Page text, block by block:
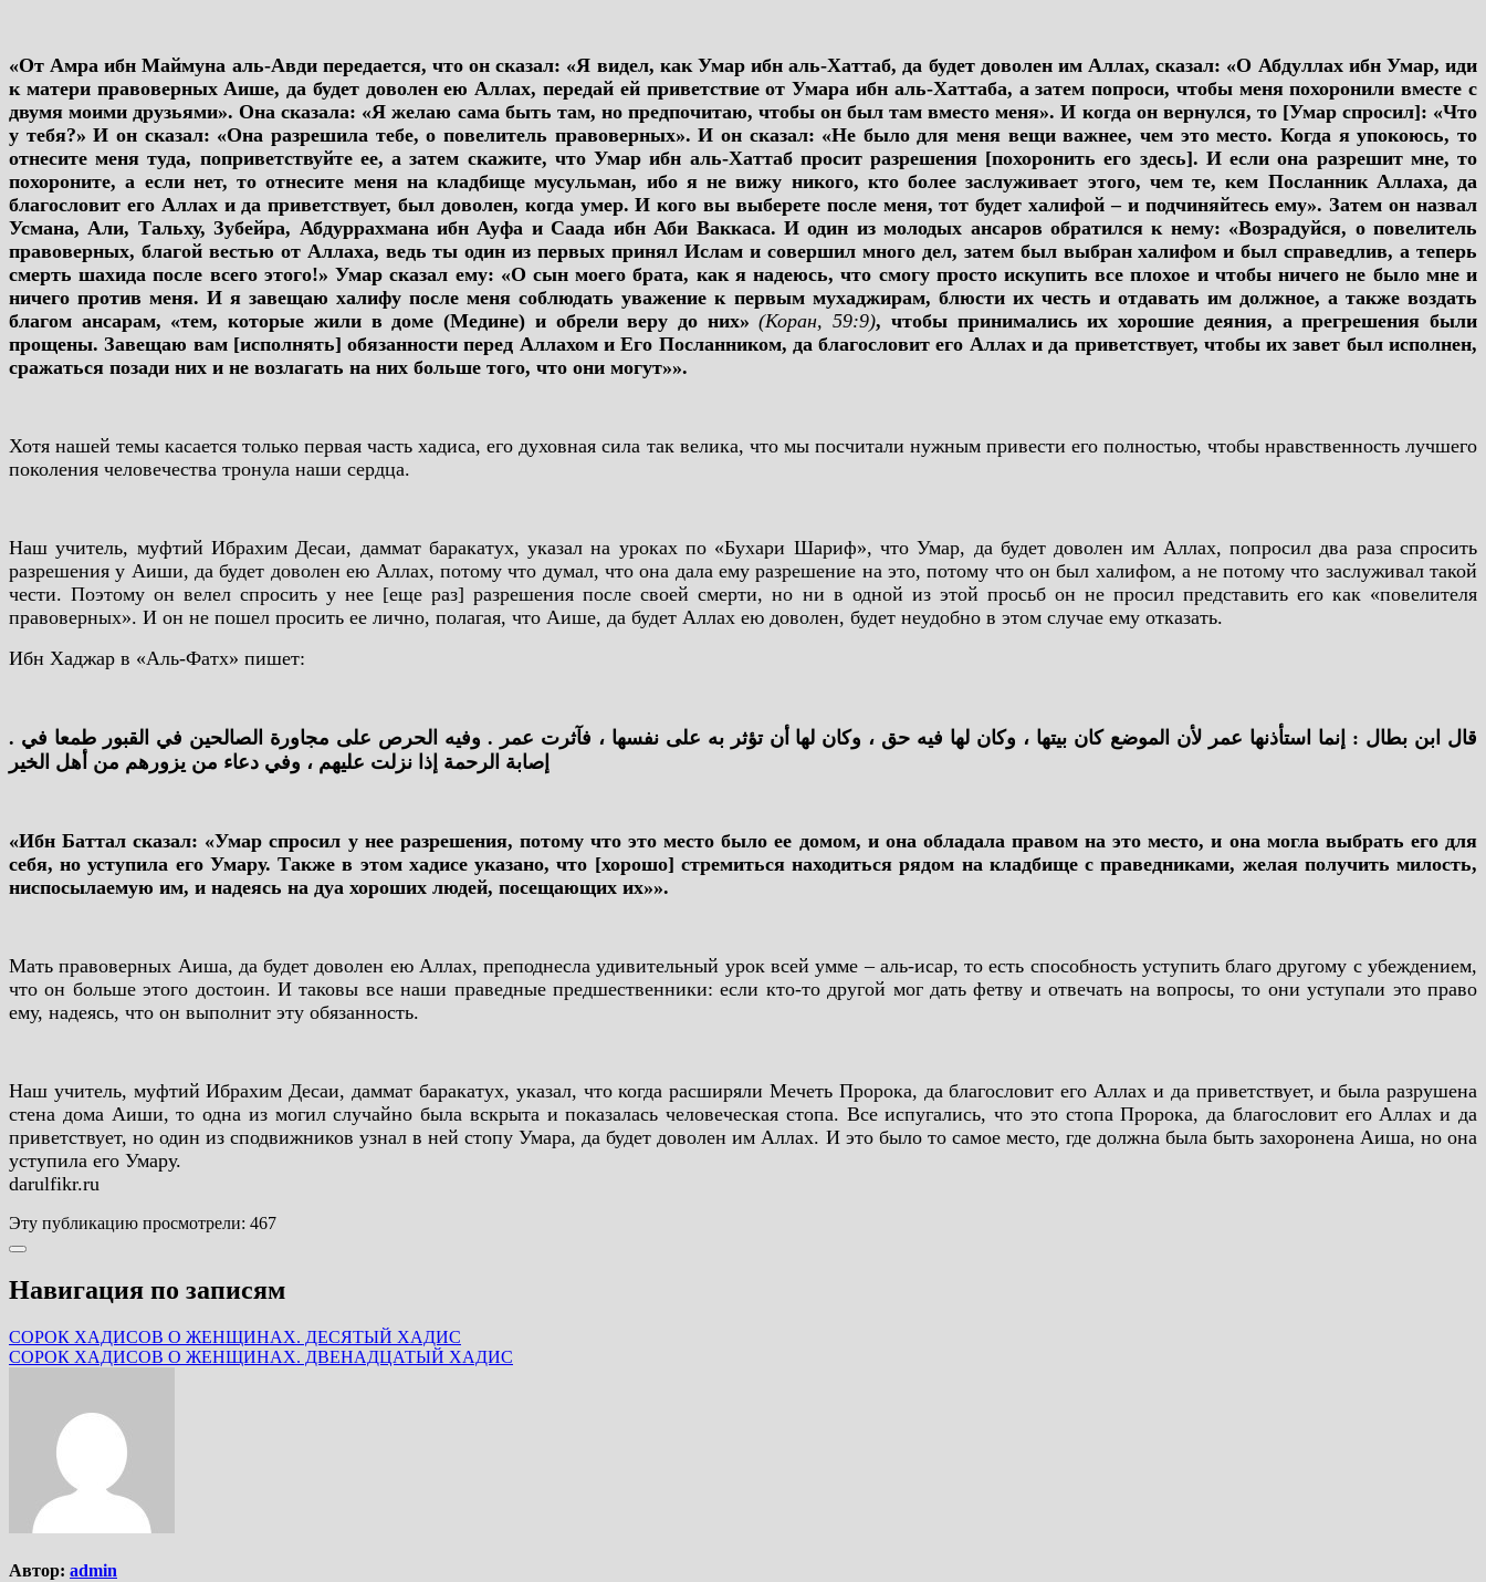
«От Амра ибн Маймуна аль-Авди передается, что он сказал: «Я видел, как Умар ибн аль-Хаттаб, да будет доволен им Аллах, сказал: «О Абдуллах ибн Умар, иди
к матери правоверных Аише, да будет доволен ею Аллах, передай ей приветствие от Умара ибн аль-Хаттаба, а затем попроси, чтобы меня похоронили вместе с
двумя моими друзьями». Она сказала: «Я желаю сама быть там, но предпочитаю, чтобы он был там вместо меня». И когда он вернулся, то [Умар спросил]: «Что
у тебя?» И он сказал: «Она разрешила тебе, о повелитель правоверных». И он сказал: «Не было для меня вещи важнее, чем это место. Когда я упокоюсь, то
отнесите меня туда, поприветствуйте ее, а затем скажите, что Умар ибн аль-Хаттаб просит разрешения [похоронить его здесь]. И если она разрешит мне, то
похороните, а если нет, то отнесите меня на кладбище мусульман, ибо я не вижу никого, кто более заслуживает этого, чем те, кем Посланник Аллаха, да
благословит его Аллах и да приветствует, был доволен, когда умер. И кого вы выберете после меня, тот будет халифой – и подчиняйтесь ему». Затем он назвал
Усмана, Али, Тальху, Зубейра, Абдуррахмана ибн Ауфа и Саада ибн Аби Ваккаса. И один из молодых ансаров обратился к нему: «Возрадуйся, о повелитель
правоверных, благой вестью от Аллаха, ведь ты один из первых принял Ислам и совершил много дел, затем был выбран халифом и был справедлив, а теперь
смерть шахида после всего этого!» Умар сказал ему: «О сын моего брата, как я надеюсь, что смогу просто искупить все плохое и чтобы ничего не было мне и
ничего против меня. И я завещаю халифу после меня соблюдать уважение к первым мухаджирам, блюсти их честь и отдавать им должное, а также воздать
благом ансарам, «тем, которые жили в доме (Медине) и обрели веру до них» (Коран, 59:9), чтобы принимались их хорошие деяния, а прегрешения были
прощены. Завещаю вам [исполнять] обязанности перед Аллахом и Его Посланником, да благословит его Аллах и да приветствует, чтобы их завет был исполнен,
сражаться позади них и не возлагать на них больше того, что они могут»».
Хотя нашей темы касается только первая часть хадиса, его духовная сила так велика, что мы посчитали нужным привести его полностью, чтобы нравственность лучшего
поколения человечества тронула наши сердца.
Наш учитель, муфтий Ибрахим Десаи, даммат баракатух, указал на уроках по «Бухари Шариф», что Умар, да будет доволен им Аллах, попросил два раза спросить
разрешения у Аиши, да будет доволен ею Аллах, потому что думал, что она дала ему разрешение на это, потому что он был халифом, а не потому что заслуживал такой
чести. Поэтому он велел спросить у нее [еще раз] разрешения после своей смерти, но ни в одной из этой просьб он не просил представить его как «повелителя
правоверных». И он не пошел просить ее лично, полагая, что Аише, да будет Аллах ею доволен, будет неудобно в этом случае ему отказать.
Ибн Хаджар в «Аль-Фатх» пишет:
. قال ابن بطال : إنما استأذنها عمر لأن الموضع كان بيتها ، وكان لها فيه حق ، وكان لها أن تؤثر به على نفسها ، فآثرت عمر . وفيه الحرص على مجاورة الصالحين في القبور طمعا في
إصابة الرحمة إذا نزلت عليهم ، وفي دعاء من يزورهم من أهل الخير
«Ибн Баттал сказал: «Умар спросил у нее разрешения, потому что это место было ее домом, и она обладала правом на это место, и она могла выбрать его для
себя, но уступила его Умару. Также в этом хадисе указано, что [хорошо] стремиться находиться рядом на кладбище с праведниками, желая получить милость,
ниспосылаемую им, и надеясь на дуа хороших людей, посещающих их»».
Мать правоверных Аиша, да будет доволен ею Аллах, преподнесла удивительный урок всей умме – аль-исар, то есть способность уступить благо другому с убеждением,
что он больше этого достоин. И таковы все наши праведные предшественники: если кто-то другой мог дать фетву и отвечать на вопросы, то они уступали это право
ему, надеясь, что он выполнит эту обязанность.
Наш учитель, муфтий Ибрахим Десаи, даммат баракатух, указал, что когда расширяли Мечеть Пророка, да благословит его Аллах и да приветствует, и была разрушена
стена дома Аиши, то одна из могил случайно была вскрыта и показалась человеческая стопа. Все испугались, что это стопа Пророка, да благословит его Аллах и да
приветствует, но один из сподвижников узнал в ней стопу Умара, да будет доволен им Аллах. И это было то самое место, где должна была быть захоронена Аиша, но она
уступила его Умару.
darulfikr.ru
Эту публикацию просмотрели: 467
Навигация по записям
СОРОК ХАДИСОВ О ЖЕНЩИНАХ. ДЕСЯТЫЙ ХАДИС
СОРОК ХАДИСОВ О ЖЕНЩИНАХ. ДВЕНАДЦАТЫЙ ХАДИС
Автор: admin